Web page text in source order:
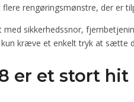
rengøringsmønstre, der er
med sikkerhedssnor,
kræve et enkelt tryk at sætte
er et stort hit